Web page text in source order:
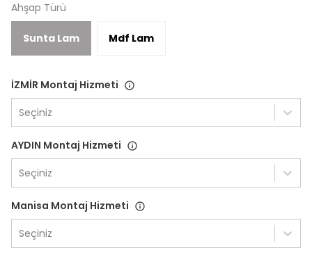
Ahşap Türü
Sunta Lam Mdf Lam
İZMİR Montaj Hizmeti
Seçiniz
AYDIN Montaj Hizmeti
Seçiniz
Manisa Montaj Hizmeti
Seçiniz